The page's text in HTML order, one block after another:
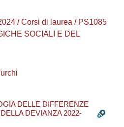
/ Corsi di laurea / PS1085
SOCIALI E DEL
DELLE DIFFERENZE
DEVIANZA 2022-